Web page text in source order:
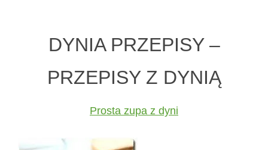
DYNIA PRZEPISY –
PRZEPISY Z DYNIĄ
Prosta zupa z dyni